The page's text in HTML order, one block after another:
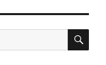
搜